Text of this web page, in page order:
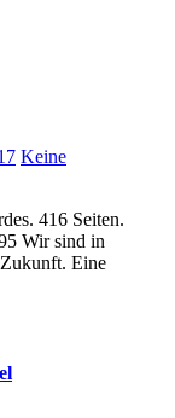
Keine
Wir sind in
Eine